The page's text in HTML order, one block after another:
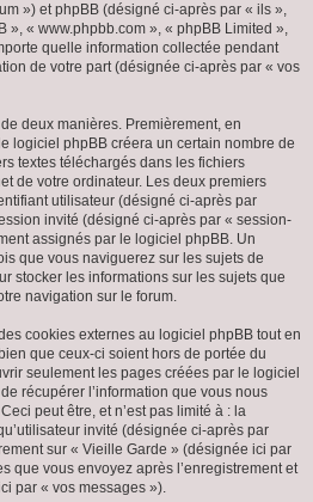
») et phpBB (désigné ci-après par « ils »,
», « www.phpbb.com », « phpBB Limited »,
quelle information collectée pendant
de votre part (désignée ci-après par « vos
deux manières. Premièrement, en
logiciel phpBB créera un certain nombre de
textes téléchargés dans les fichiers
de votre ordinateur. Les deux premiers
utilisateur (désigné ci-après par
invité (désigné ci-après par « session-
assignés par le logiciel phpBB. Un
que vous naviguerez sur les sujets de
stocker les informations sur les sujets que
navigation sur le forum.
cookies externes au logiciel phpBB tout en
que ceux-ci soient hors de portée du
seulement les pages créées par le logiciel
récupérer l’information que vous nous
peut être, et n’est pas limité à : la
invité (désignée ci-après par
sur « Vieille Garde » (désignée ici par
que vous envoyez après l’enregistrement et
par « vos messages »).